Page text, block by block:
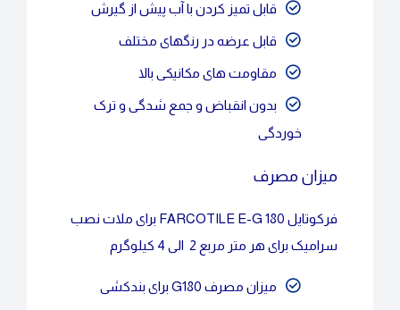
قابل تمیز کردن با آب پیش از گیرش
قابل عرضه در رنگهای مختلف
مقاومت های مکانیکی بالا
بدون انقباض و جمع شدگی و ترک
خوردگی
میزان مصرف
فرکوتایل FARCOTILE E-G 180 برای ملات نصب
سرامیک برای هر متر مربع 2 الی 4 کیلوگرم
میزان مصرف G180 برای بندکشی